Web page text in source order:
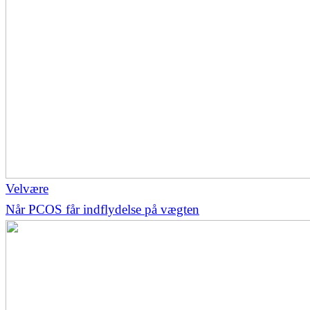
Velvære
Når PCOS får indflydelse på vægten